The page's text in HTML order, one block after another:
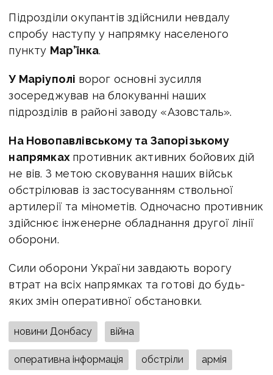
Підрозділи окупантів здійснили невдалу
спробу наступу у напрямку населеного
пункту Мар’їнка.
У Маріуполі ворог основні зусилля
зосереджував на блокуванні наших
підрозділів в районі заводу «Азовсталь».
На Новопавлівському та Запорізькому
напрямках противник активних бойових дій
не вів. З метою сковування наших військ
обстрілював із застосуванням ствольної
артилерії та мінометів. Одночасно противник
здійснює інженерне обладнання другої лінії
оборони.
Сили оборони України завдають ворогу
втрат на всіх напрямках та готові до будь-
яких змін оперативної обстановки.
новини Донбасу війна
оперативна інформація обстріли армія